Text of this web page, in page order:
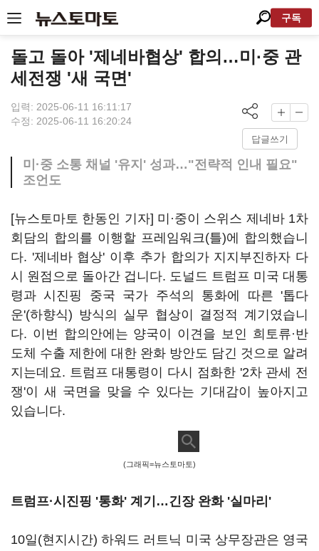
구독
돌고 돌아 '제네바협상' 합의…미·중 관
세전쟁 '새 국면'
입력: 2025-06-11 16:11:17
수정: 2025-06-11 16:20:24
답글쓰기
미·중 소통 채널 '유지' 성과…"전략적 인내 필요"
조언도
[뉴스토마토 한동인 기자] 미·중이 스위스 제네바 1차
회담의 합의를 이행할 프레임워크(틀)에 합의했습니
다. '제네바 협상' 이후 추가 합의가 지지부진하자 다
시 원점으로 돌아간 겁니다. 도널드 트럼프 미국 대통
령과 시진핑 중국 국가 주석의 통화에 따른 '톱다
운'(하향식) 방식의 실무 협상이 결정적 계기였습니
다. 이번 합의안에는 양국이 이견을 보인 희토류·반
도체 수출 제한에 대한 완화 방안도 담긴 것으로 알려
지는데요. 트럼프 대통령이 다시 점화한 '2차 관세 전
쟁'이 새 국면을 맞을 수 있다는 기대감이 높아지고
있습니다.
(그래픽=뉴스토마토)
트럼프·시진핑 '통화' 계기…긴장 완화 '실마리'
10일(현지시간) 하워드 러트닉 미국 상무장관은 영국